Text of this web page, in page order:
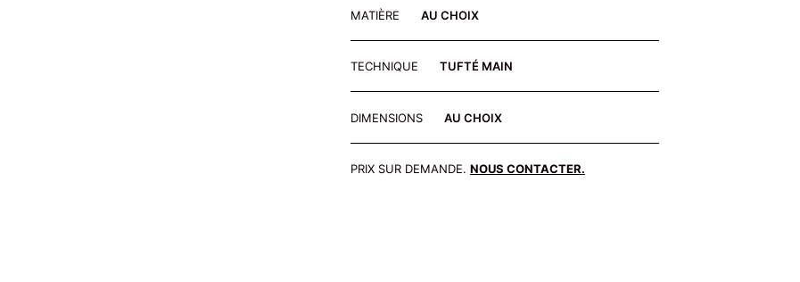
MATIÈRE AU CHOIX
TECHNIQUE TUFTÉ MAIN
DIMENSIONS AU CHOIX
PRIX SUR DEMANDE. NOUS CONTACTER.